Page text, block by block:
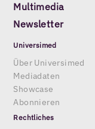
Multimedia
Newsletter
Universimed
Über Universimed
Mediadaten
Showcase
Abonnieren
Rechtliches